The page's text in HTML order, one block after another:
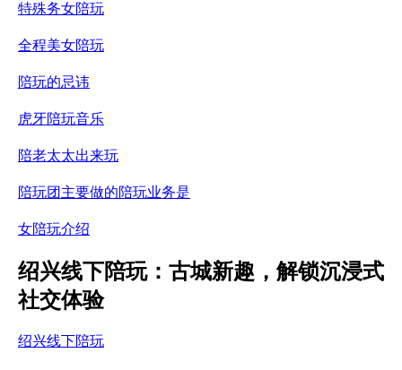
特殊务女陪玩
全程美女陪玩
陪玩的忌讳
虎牙陪玩音乐
陪老太太出来玩
陪玩团主要做的陪玩业务是
女陪玩介绍
绍兴线下陪玩：古城新趣，解锁沉浸式
社交体验
绍兴线下陪玩